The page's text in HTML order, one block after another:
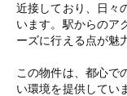
近接しており、日々
います。駅からのア
ーズに行える点が魅
この物件は、都心で
い環境を提供してい